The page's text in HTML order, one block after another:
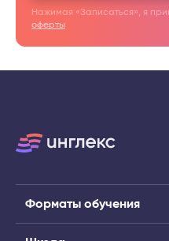
Нажимая «Записаться», я
оферты
Форматы обучения